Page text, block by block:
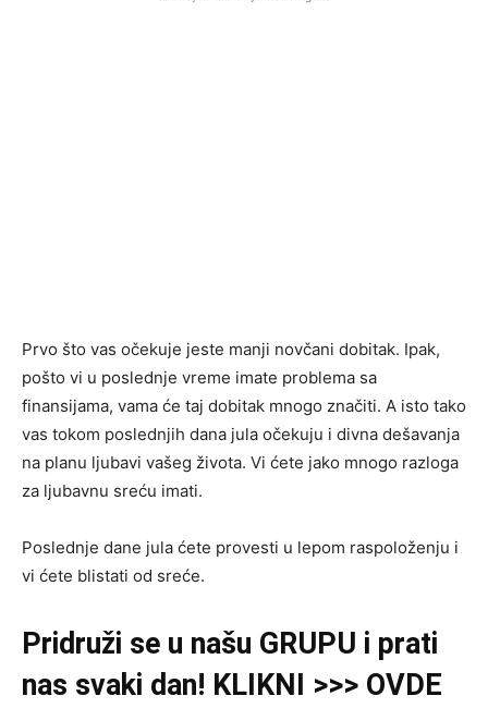
Prvo što vas očekuje jeste manji novčani dobitak. Ipak,
pošto vi u poslednje vreme imate problema sa
finansijama, vama će taj dobitak mnogo značiti. A isto tako
vas tokom poslednjih dana jula očekuju i divna dešavanja
na planu ljubavi vašeg života. Vi ćete jako mnogo razloga
za ljubavnu sreću imati.
Poslednje dane jula ćete provesti u lepom raspoloženju i
vi ćete blistati od sreće.
Pridruži se u našu GRUPU i prati
nas svaki dan! KLIKNI >>> OVDE